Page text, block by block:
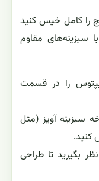
را کامل خیس کنید
مقاوم
را در قسمت
آبشار را با 2 تا 4 شاخه سبزینه آویز (مثل
بگیرید تا طراحی